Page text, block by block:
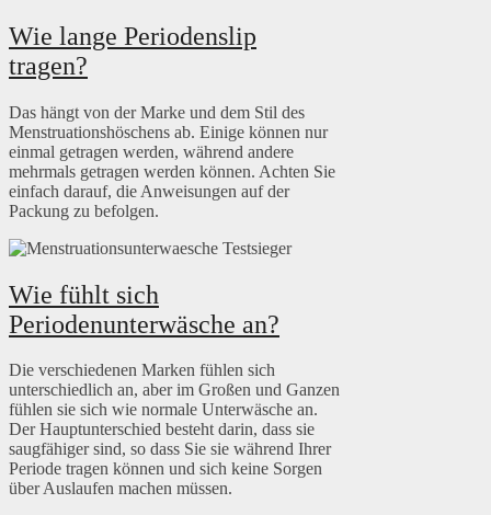
Wie lange Periodenslip
tragen?
Das hängt von der Marke und dem Stil des
Menstruationshöschens ab. Einige können nur
einmal getragen werden, während andere
mehrmals getragen werden können. Achten Sie
einfach darauf, die Anweisungen auf der
Packung zu befolgen.
Wie fühlt sich
Periodenunterwäsche an?
Die verschiedenen Marken fühlen sich
unterschiedlich an, aber im Großen und Ganzen
fühlen sie sich wie normale Unterwäsche an.
Der Hauptunterschied besteht darin, dass sie
saugfähiger sind, so dass Sie sie während Ihrer
Periode tragen können und sich keine Sorgen
über Auslaufen machen müssen.